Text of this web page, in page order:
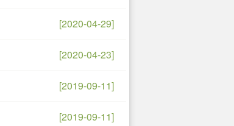
[2020-04-29]
[2020-04-23]
[2019-09-11]
[2019-09-11]